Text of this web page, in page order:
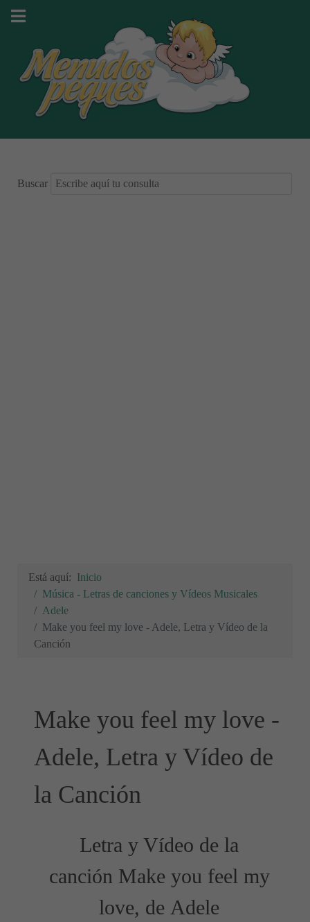
Buscar
Está aquí: Inicio
Música - Letras de canciones y Vídeos Musicales
Adele
Make you feel my love - Adele, Letra y Vídeo de la
Canción
Make you feel my love -
Adele, Letra y Vídeo de
la Canción
Letra y Vídeo de la
canción Make you feel my
love, de Adele